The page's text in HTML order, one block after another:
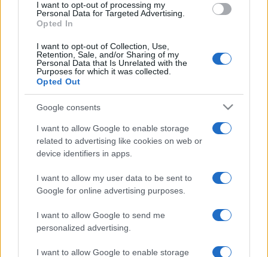
I want to opt-out of processing my
Personal Data for Targeted Advertising.
Opted In
I want to opt-out of Collection, Use,
Retention, Sale, and/or Sharing of my
Personal Data that Is Unrelated with the
Purposes for which it was collected.
Opted Out
Google consents
I want to allow Google to enable storage
related to advertising like cookies on web or
device identifiers in apps.
I want to allow my user data to be sent to
Google for online advertising purposes.
I want to allow Google to send me
personalized advertising.
I want to allow Google to enable storage
Uspostava liste Otkriva da je Agencija od usvajanja
izmjena i dopuna Pravilnika zaprimila određeni broj
stavljanje hrane za životinje koja sadrži GMO na
tržište.
''Uz pozitivna mišljenja Vijeća za GMO, do danas
smo izdali 33 pozitivna rješenja'',
ističe Hajrić.
kojim se, između ostalog, propisuje i
uspostavljanje liste ovlaštenih laboratorija za
oblast kontrole GMO-a u našoj zemlji, što bi se
moglo desiti uskoro, prenosi bljesak.info.